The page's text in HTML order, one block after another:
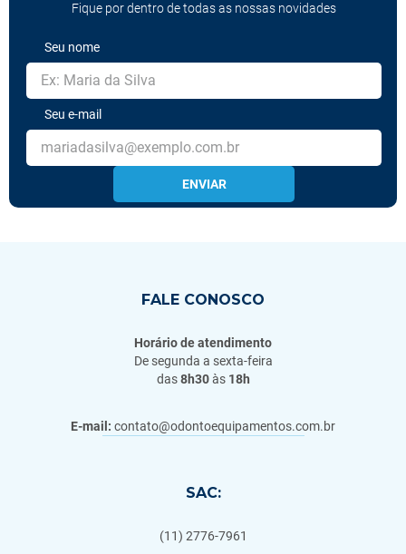
Fique por dentro de todas as nossas novidades
Seu nome
Seu e-mail
ENVIAR
FALE CONOSCO
Horário de atendimento
De segunda a sexta-feira
das8h30às 18h
E-mail: contato@odontoequipamentos.com.br
SAC:
(11) 2776-7961